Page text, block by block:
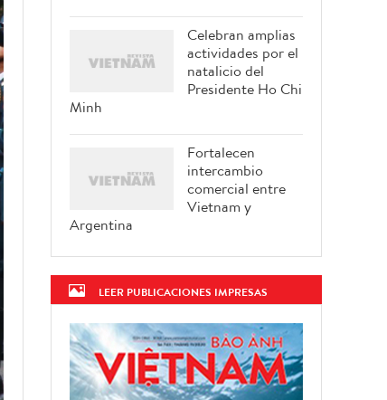
Celebran amplias
actividades por el
natalicio del
Presidente Ho Chi
Minh
Fortalecen
intercambio
comercial entre
Vietnam y
Argentina
LEER PUBLICACIONES IMPRESAS